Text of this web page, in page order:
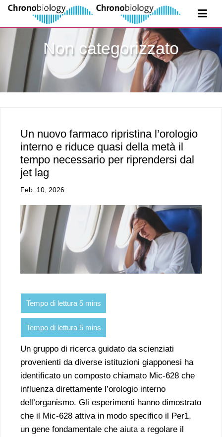
Non categorizzato
Un nuovo farmaco ripristina l’orologio
interno e riduce quasi della metà il
tempo necessario per riprendersi dal
jet lag
Feb. 10, 2026
Un gruppo di ricerca guidato da scienziati
provenienti da diverse istituzioni giapponesi ha
identificato un composto chiamato Mic-628 che
influenza direttamente l’orologio interno
dell’organismo. Gli esperimenti hanno dimostrato
che il Mic-628 attiva in modo specifico il Per1,
un gene fondamentale che aiuta a regolare il